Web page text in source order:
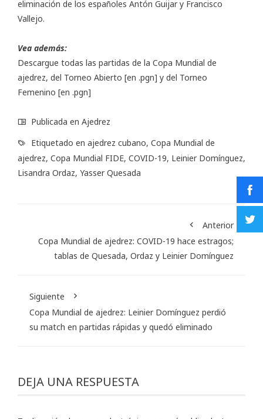
eliminación de los españoles Antón Guijar y Francisco
Vallejo.
Vea además:
Descargue todas las partidas de la Copa Mundial de
ajedrez, del Torneo Abierto [en .pgn] y del Torneo
Femenino [en .pgn]
Publicada en Ajedrez
Etiquetado en ajedrez cubano, Copa Mundial de
ajedrez, Copa Mundial FIDE, COVID-19, Leinier Domínguez,
Lisandra Ordaz, Yasser Quesada
Anterior
Copa Mundial de ajedrez: COVID-19 hace estragos;
tablas de Quesada, Ordaz y Leinier Domínguez
Siguiente
Copa Mundial de ajedrez: Leinier Domínguez perdió
su match en partidas rápidas y quedó eliminado
DEJA UNA RESPUESTA